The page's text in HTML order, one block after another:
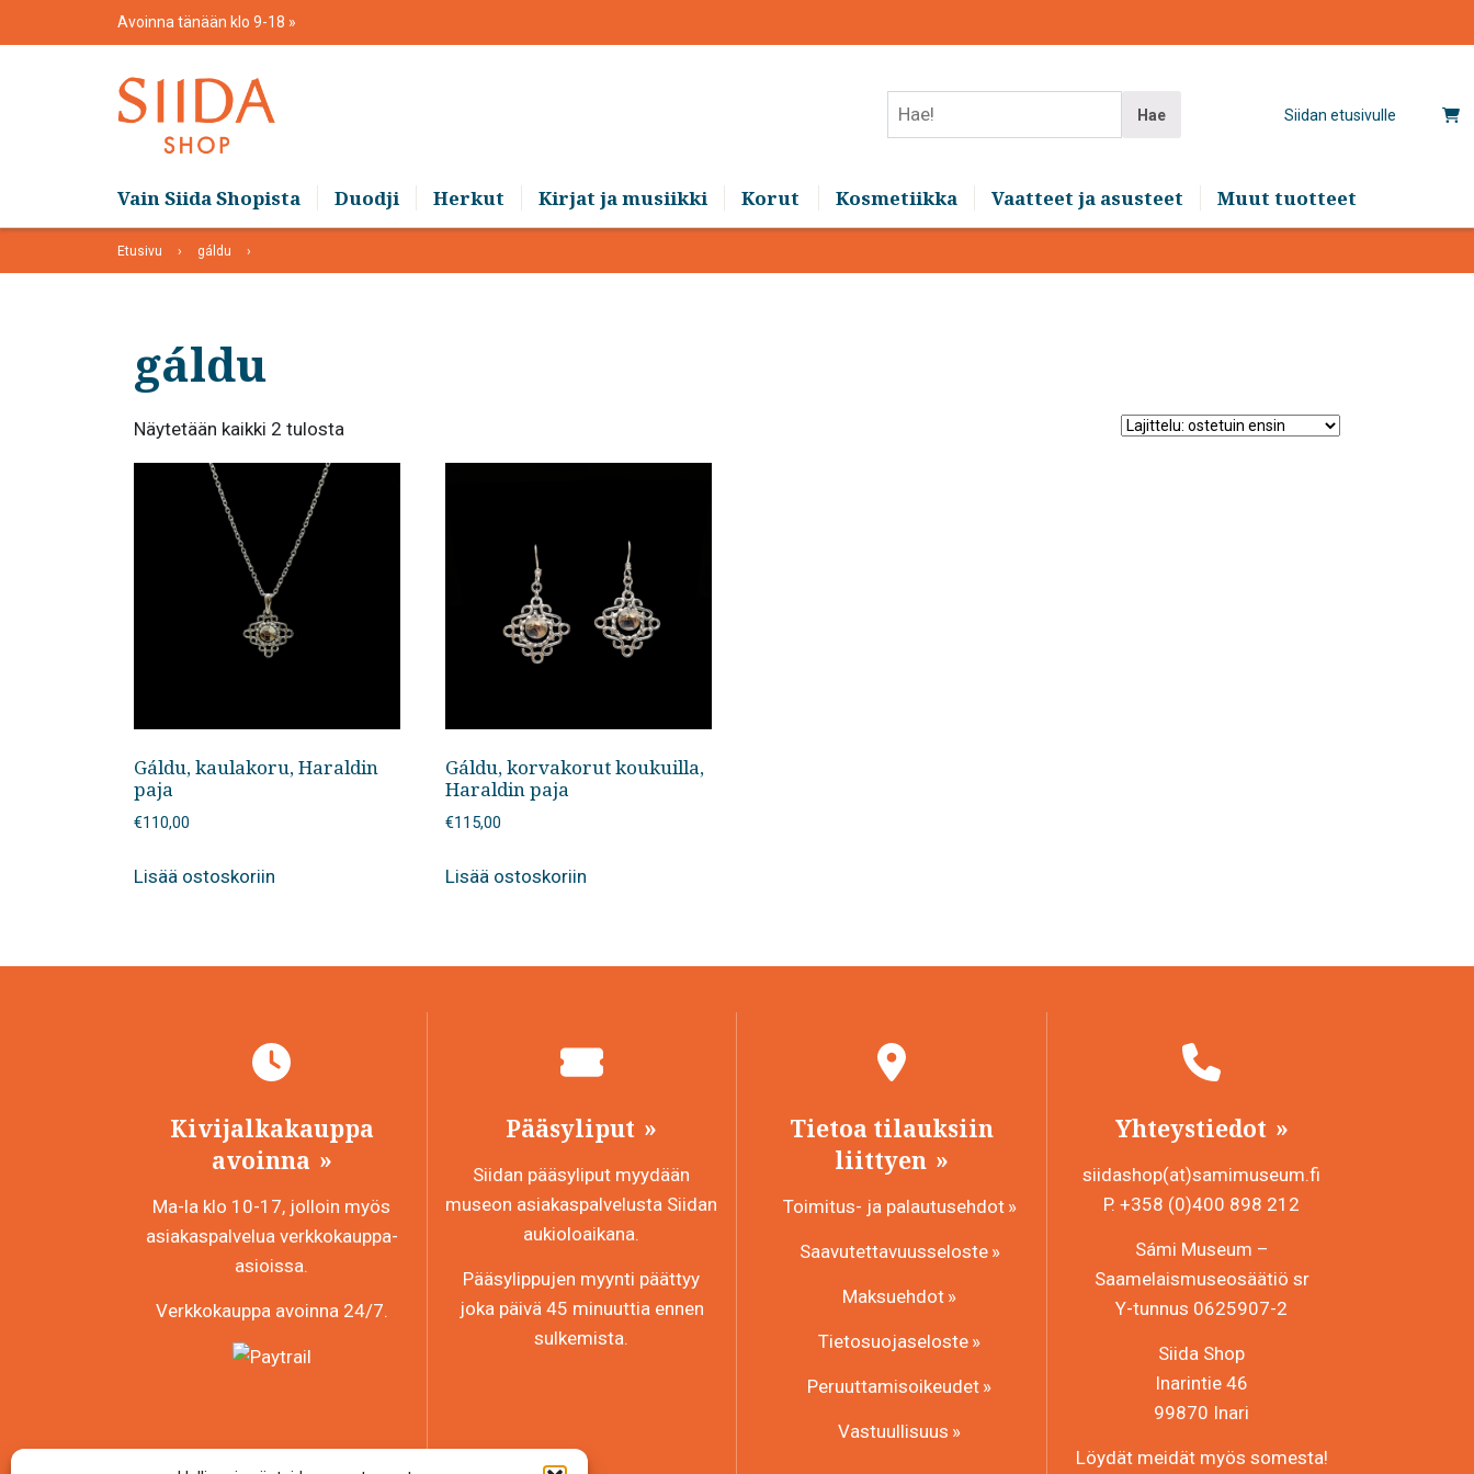
Avoinna tänään klo 9-18
Siidan etusivulle
Hae
Vain Siida Shopista Duodji Herkut Kirjat ja musiikki Korut Kosmetiikka Vaatteet ja asusteet Muut tuotteet
Etusivu gáldu
gáldu
Näytetään kaikki 2 tulosta
ensin
Gáldu, kaulakoru, Haraldin
paja
€110,00
Lisää ostoskoriin
Gáldu, korvakorut koukuilla,
Haraldin paja
€115,00
Lisää ostoskoriin
Kivijalkakauppa
avoinna
Ma-la klo 10-17, jolloin myös
asiakaspalvelua verkkokauppa-
asioissa.
Verkkokauppa avoinna 24/7.
Pääsyliput
Siidan pääsyliput myydään
museon asiakaspalvelusta Siidan
aukioloaikana.
Pääsylippujen myynti päättyy
joka päivä 45 minuuttia ennen
sulkemista.
Tietoa tilauksiin
liittyen
Toimitus- ja palautusehdot
Saavutettavuusseloste
Maksuehdot
Tietosuojaseloste
Peruuttamisoikeudet
Vastuullisuus
Yhteystiedot
siidashop(at)samimuseum.fi
P. +358 (0)400 898 212
Sámi Museum –
Saamelaismuseosäätiö sr
Y-tunnus 0625907-2
Siida Shop
Inarintie 46
99870 Inari
Löydät meidät myös somesta!